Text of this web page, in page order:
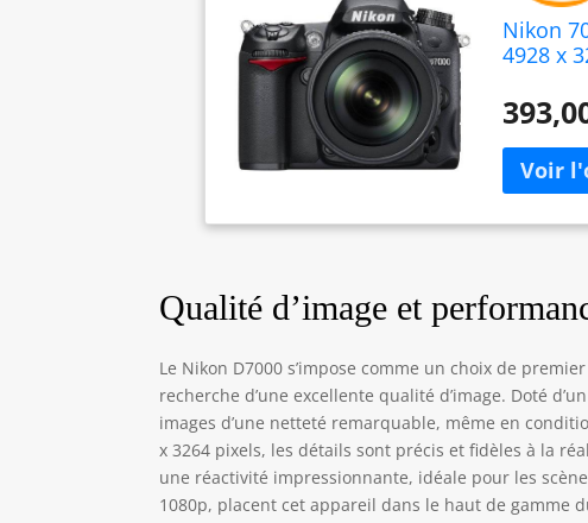
Nikon
4928 x
Noir)
Qualité d’image et
Le Nikon D7000 s’impose comme un choix de
recherche d’une excellente qualité d’image. Doté
images d’une netteté remarquable, même en
x 3264 pixels, les détails sont précis et fidèles à la
une réactivité impressionnante, idéale pour les
1080p, placent cet appareil dans le haut de gamme